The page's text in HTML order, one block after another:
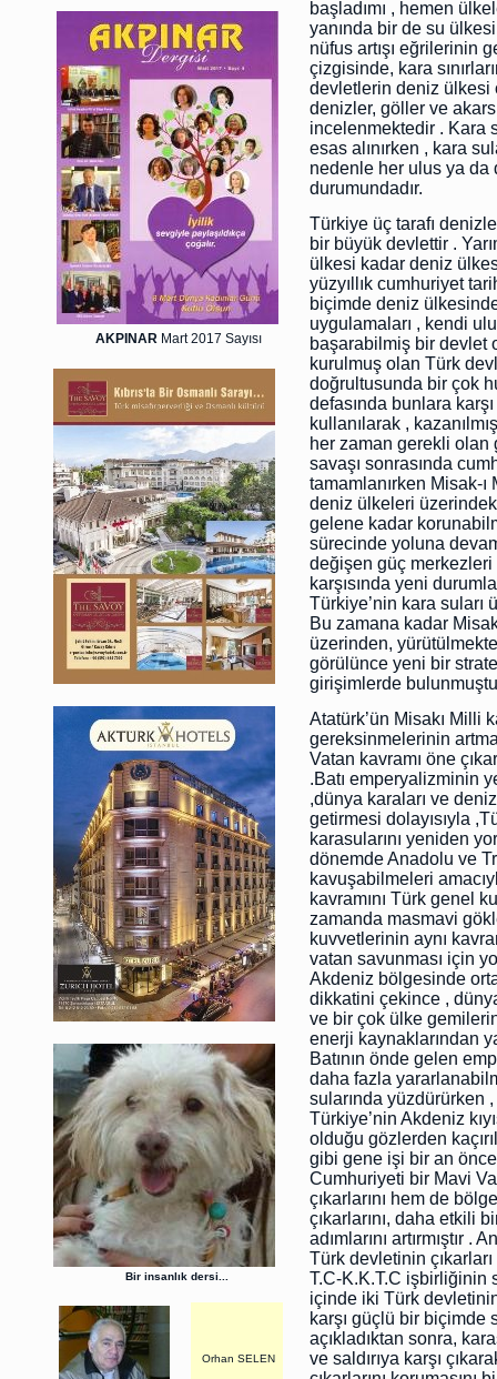
AKPINAR Mart 2017 Sayısı
Bir insanlık dersi...
Orhan SELEN
başladımı , hemen
yanında bir de su
nüfus artışı eğrilerinin
çizgisinde, kara
devletlerin deniz ülkesi
denizler, göller ve
incelenmektedir . Kara
esas alınırken , kara
nedenle her ulus ya
durumundadır.
Türkiye üç tarafı
bir büyük devlettir .
ülkesi kadar deniz
yüzyıllık cumhuriyet
biçimde deniz
uygulamaları , kendi
başarabilmiş bir devlet
kurulmuş olan Türk
doğrultusunda bir çok
defasında bunlara
kullanılarak ,
her zaman gerekli olan
savaşı sonrasında
tamamlanırken Misak-
deniz ülkeleri
gelene kadar
sürecinde yoluna
değişen güç
karşısında yeni
Türkiye’nin kara suları
Bu zamana kadar
üzerinden,
görülünce yeni bir
girişimlerde
Atatürk’ün Misakı Milli
gereksinmelerinin
Vatan kavramı öne
.Batı emperyalizminin
,dünya karaları ve
getirmesi dolayısıyla
karasularını yeniden
dönemde Anadolu ve
kavuşabilmeleri
kavramını Türk genel
zamanda masmavi
kuvvetlerinin aynı
vatan savunması için
Akdeniz bölgesinde
dikkatini çekince ,
ve bir çok ülke
enerji kaynaklarından
Batının önde gelen
daha fazla
sularında yüzdürürken
Türkiye’nin Akdeniz
olduğu gözlerden
gibi gene işi bir an
Cumhuriyeti bir Mavi
çıkarlarını hem de
çıkarlarını, daha etkili
adımlarını artırmıştır
Türk devletinin
T.C-K.K.T.C işbirliğinin
içinde iki Türk
karşı güçlü bir biçimde
açıkladıktan sonra,
ve saldırıya karşı